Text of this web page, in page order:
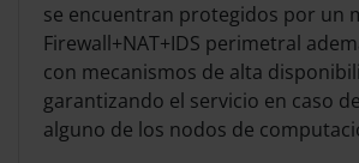
se encuentran protegidos por un
Firewall+NAT+IDS perimetral
con mecanismos de alta
garantizando el servicio en caso
alguno de los nodos de